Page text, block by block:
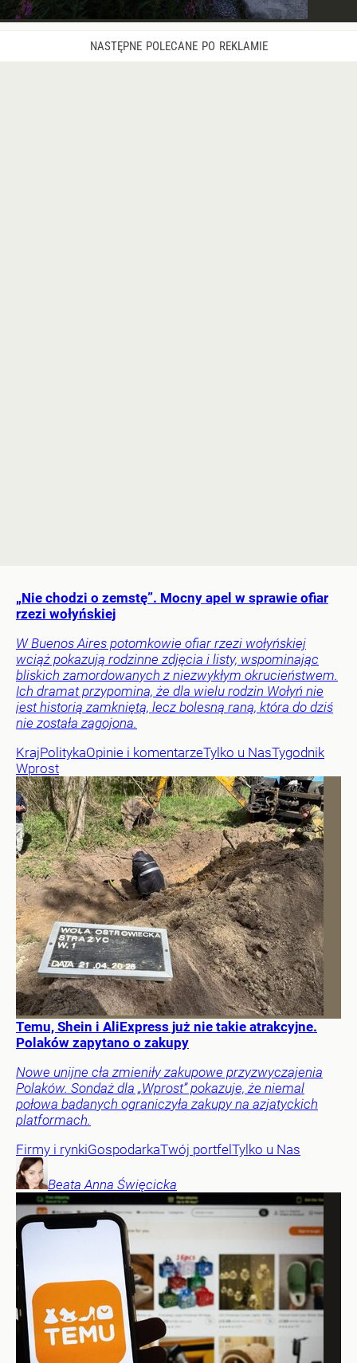
„Nie chodzi o zemstę”. Mocny apel w sprawie ofiar
rzezi wołyńskiej
W Buenos Aires potomkowie ofiar rzezi wołyńskiej
wciąż pokazują rodzinne zdjęcia i listy, wspominając
bliskich zamordowanych z niezwykłym okrucieństwem.
Ich dramat przypomina, że dla wielu rodzin Wołyń nie
jest historią zamkniętą, lecz bolesną raną, która do dziś
nie została zagojona.
KrajPolitykaOpinie i komentarzeTylko u NasTygodnik
Wprost
Temu, Shein i AliExpress już nie takie atrakcyjne.
Polaków zapytano o zakupy
Nowe unijne cła zmieniły zakupowe przyzwyczajenia
Polaków. Sondaż dla „Wprost” pokazuje, że niemal
połowa badanych ograniczyła zakupy na azjatyckich
platformach.
Firmy i rynkiGospodarkaTwój portfelTylko u Nas
Beata Anna Święcicka